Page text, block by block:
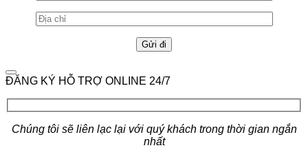
ĐĂNG KÝ HỖ TRỢ ONLINE 24/7
Chúng tôi sẽ liên lạc lại với quý khách trong thời gian ngắn
nhất